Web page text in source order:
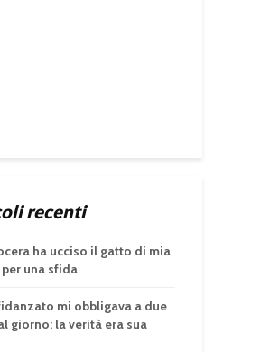
recenti
ha ucciso il gatto di mia
una sfida
mi obbligava a due
giorno: la verità era sua